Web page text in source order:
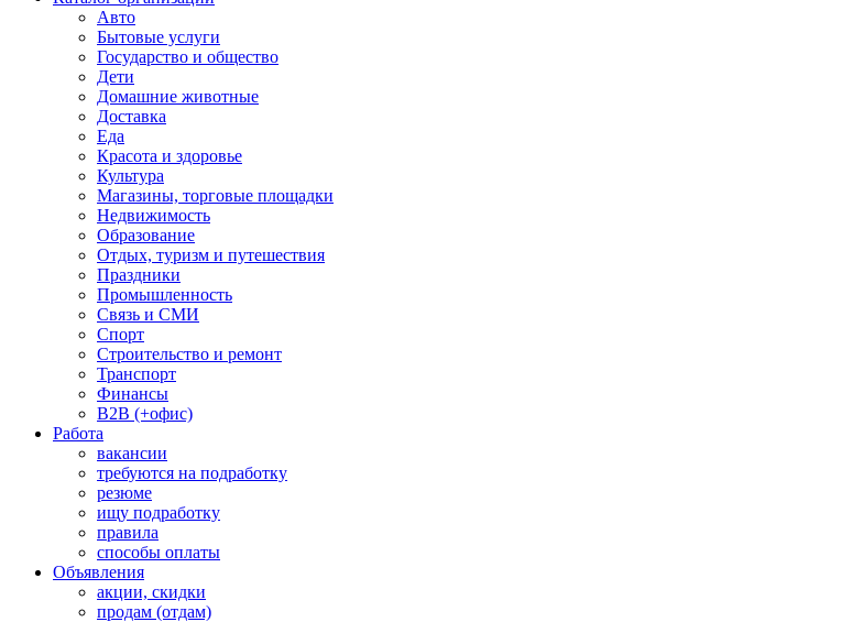
Авто
Бытовые услуги
Государство и общество
Дети
Домашние животные
Доставка
Еда
Красота и здоровье
Культура
Магазины, торговые площадки
Недвижимость
Образование
Отдых, туризм и путешествия
Праздники
Промышленность
Связь и СМИ
Спорт
Строительство и ремонт
Транспорт
Финансы
B2B (+офис)
Работа
вакансии
требуются на подработку
резюме
ищу подработку
правила
способы оплаты
Объявления
акции, скидки
продам (отдам)